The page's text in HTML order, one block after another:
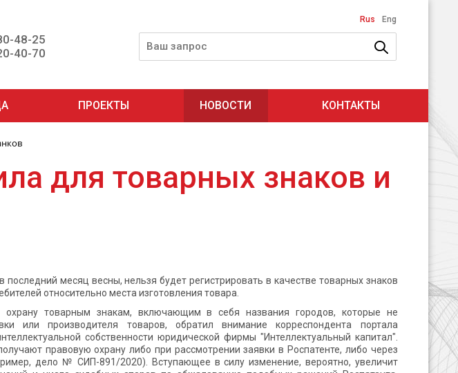
48-25
40-70
Rus Eng
ПРОЕКТЫ НОВОСТИ КОНТАКТЫ
для товарных знаков и
месяц весны, нельзя будет регистрировать в качестве товарных знаков
относительно места изготовления товара.
охрану товарным знакам, включающим в себя названия городов, которые не
или производителя товаров, обратил внимание корреспондента портала
собственности юридической фирмы "Интеллектуальный капитал".
правовую охрану либо при рассмотрении заявки в Роспатенте, либо через
дело № СИП-891/2020). Вступающее в силу изменение, вероятно, увеличит